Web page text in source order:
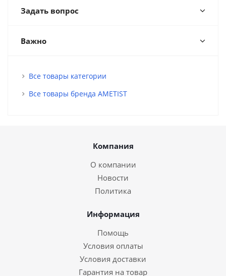
Задать вопрос
Важно
Все товары категории
Все товары бренда AMETIST
Компания
О компании
Новости
Политика
Информация
Помощь
Условия оплаты
Условия доставки
Гарантия на товар